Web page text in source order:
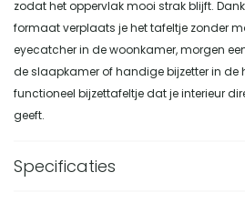
zodat het oppervlak mooi strak blijft.
formaat verplaats je het tafeltje zonder
eyecatcher in de woonkamer, morgen
de slaapkamer of handige bijzetter in de
functioneel bijzettafeltje dat je interieur
geeft.
Specificaties